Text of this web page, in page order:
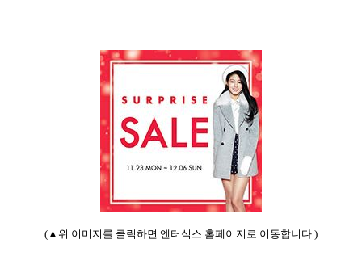
(▲ 위 이미지를 클릭하면 엔터식스 홈페이지로 이동합니다 .)